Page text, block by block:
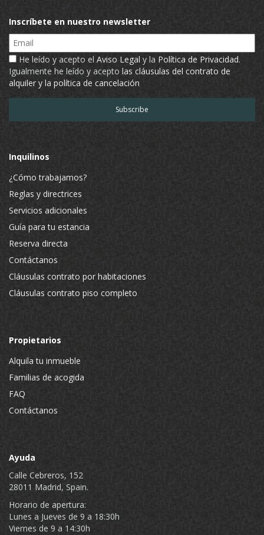
Inscríbete en nuestro newsletter
Email
He leído y acepto el Aviso Legal y la Política de Privacidad.
Igualmente he leído y acepto las cláusulas del contrato de
alquiler y la política de cancelación
Inquilinos
¿Cómo trabajamos?
Reglas y directrices
Servicios adicionales
Guía para tu estancia
Reserva directa
Contáctanos
Cláusulas contrato por habitaciones
Cláusulas contrato piso completo
Propietarios
Alquila tu inmueble
Familias de acogida
FAQ
Contáctanos
Ayuda
Calle Cebreros, 152
28011 Madrid, Spain.
Horario de apertura:
Lunes a Jueves de 9 a 18:30h
Viernes de 9 a 14:30h